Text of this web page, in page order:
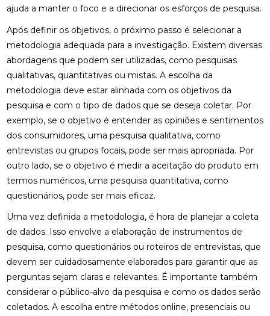
ajuda a manter o foco e a direcionar os esforços de pesquisa.
Após definir os objetivos, o próximo passo é selecionar a
metodologia adequada para a investigação. Existem diversas
abordagens que podem ser utilizadas, como pesquisas
qualitativas, quantitativas ou mistas. A escolha da
metodologia deve estar alinhada com os objetivos da
pesquisa e com o tipo de dados que se deseja coletar. Por
exemplo, se o objetivo é entender as opiniões e sentimentos
dos consumidores, uma pesquisa qualitativa, como
entrevistas ou grupos focais, pode ser mais apropriada. Por
outro lado, se o objetivo é medir a aceitação do produto em
termos numéricos, uma pesquisa quantitativa, como
questionários, pode ser mais eficaz.
Uma vez definida a metodologia, é hora de planejar a coleta
de dados. Isso envolve a elaboração de instrumentos de
pesquisa, como questionários ou roteiros de entrevistas, que
devem ser cuidadosamente elaborados para garantir que as
perguntas sejam claras e relevantes. É importante também
considerar o público-alvo da pesquisa e como os dados serão
coletados. A escolha entre métodos online, presenciais ou